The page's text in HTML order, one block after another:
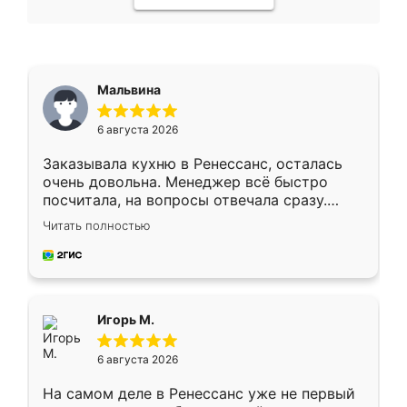
Мальвина
6 августа 2026
Заказывала кухню в Ренессанс, осталась
очень довольна. Менеджер всё быстро
посчитала, на вопросы отвечала сразу.
Замерщик приехал в субботу, подошёл к
делу со всей ответственностью. Собрали
за день, ребята работали аккуратно, даже
Читать полностью
Игорь М.
6 августа 2026
На самом деле в Ренессанс уже не первый